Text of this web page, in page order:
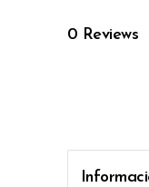
0 Reviews